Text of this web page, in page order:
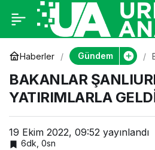
Haberler Gündem
BAKANLAR
YATIRIMLARLA
19 Ekim 2022, 09:52 yayınlandı
6dk, 0sn
BAKANLAR
ŞANLIURFA’YA
YATIRIMLARLA GELDİ